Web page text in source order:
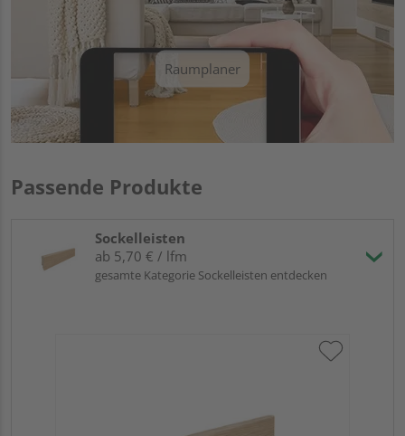
Raumplaner
Passende Produkte
Sockelleisten
ab 5,70 € / lfm
gesamte Kategorie Sockelleisten entdecken